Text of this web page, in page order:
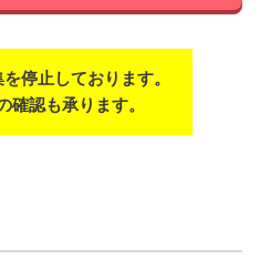
停止しております。
確認も承ります。